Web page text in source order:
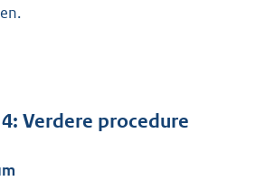
Verdere procedure